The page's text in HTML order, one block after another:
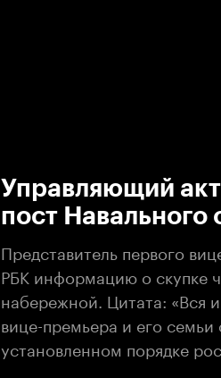
Управляющий
пост Навального
Представитель первого
РБК информацию о скупке
набережной. Цитата: «Вся
вице-премьера и его семьи
установленном порядке